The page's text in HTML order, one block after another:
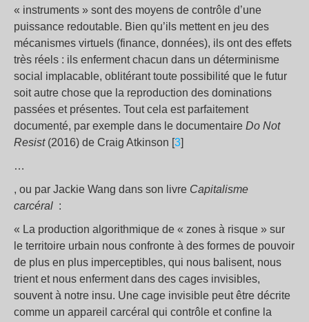
« instruments » sont des moyens de contrôle d’une
puissance redoutable. Bien qu’ils mettent en jeu des
mécanismes virtuels (finance, données), ils ont des effets
très réels : ils enferment chacun dans un déterminisme
social implacable, oblitérant toute possibilité que le futur
soit autre chose que la reproduction des dominations
passées et présentes. Tout cela est parfaitement
documenté, par exemple dans le documentaire Do Not
Resist(2016) de Craig Atkinson [3]
…
, ou par Jackie Wang dans son livre Capitalisme
carcéral :
« La production algorithmique de « zones à risque » sur
le territoire urbain nous confronte à des formes de pouvoir
de plus en plus imperceptibles, qui nous balisent, nous
trient et nous enferment dans des cages invisibles,
souvent à notre insu. Une cage invisible peut être décrite
comme un appareil carcéral qui contrôle et confine la